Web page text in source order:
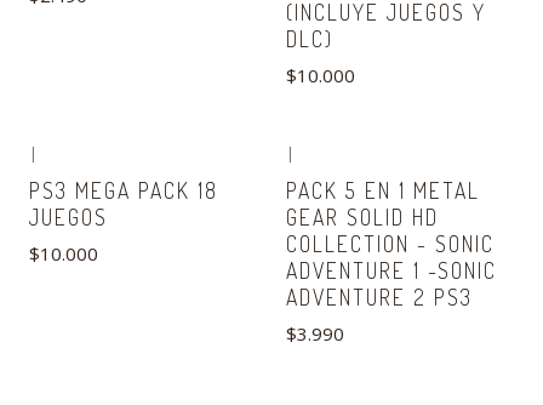
(INCLUYE JUEGOS Y
DLC)
$10.000
PS3 MEGA PACK 18
JUEGOS
$10.000
PACK 5 EN 1 METAL
GEAR SOLID HD
COLLECTION - SONIC
ADVENTURE 1 -SONIC
ADVENTURE 2 PS3
$3.990